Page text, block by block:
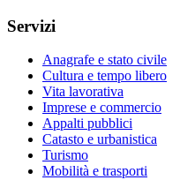
Servizi
Anagrafe e stato civile
Cultura e tempo libero
Vita lavorativa
Imprese e commercio
Appalti pubblici
Catasto e urbanistica
Turismo
Mobilità e trasporti